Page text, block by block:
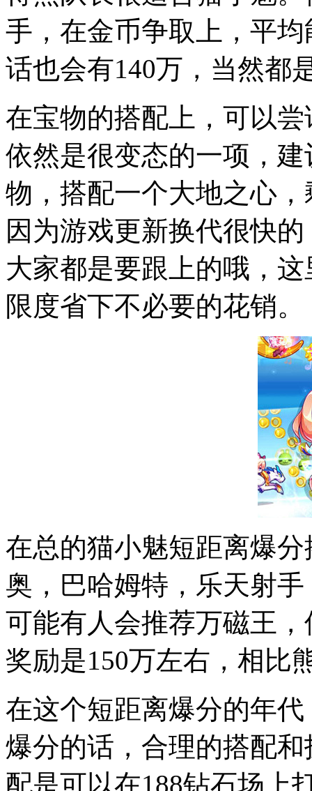
手，在金币争取上，平
话也会有140万，当然都
在宝物的搭配上，可以
依然是很变态的一项，
物，搭配一个大地之心
因为游戏更新换代很快
大家都是要跟上的哦，
限度省下不必要的花销。
在总的猫小魅短距离爆
奥，巴哈姆特，乐天射
可能有人会推荐万磁王
奖励是150万左右，相比
在这个短距离爆分的年
爆分的话，合理的搭配
配是可以在188钻石场上